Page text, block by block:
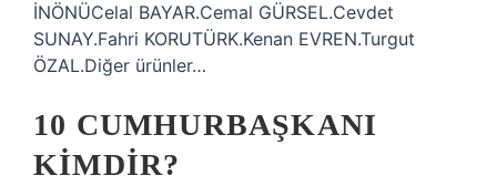
İNÖNÜCelal BAYAR.Cemal GÜRSEL.Cevdet
SUNAY.Fahri KORUTÜRK.Kenan EVREN.Turgut
ÖZAL.Diğer ürünler…
10 CUMHURBAŞKANI
KIMDIR?